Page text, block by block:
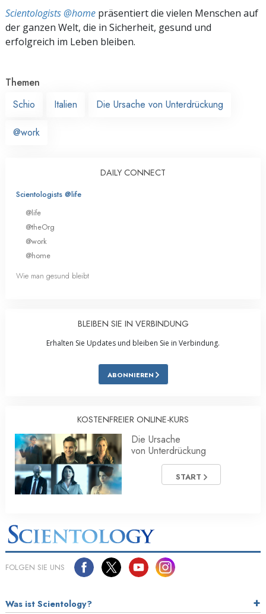
Scientologists @home präsentiert die vielen Menschen auf
der ganzen Welt, die in Sicherheit, gesund und
erfolgreich im Leben bleiben.
Themen
Schio
Italien Die Ursache von Unterdrückung
@work
DAILY CONNECT
Scientologists @life
@life
@theOrg
@work
@home
Wie man gesund bleibt
BLEIBEN SIE IN VERBINDUNG
Erhalten Sie Updates und bleiben Sie in Verbindung.
ABONNIEREN
KOSTENFREIER ONLINE-KURS
Die Ursache
von Unterdrückung
START
FOLGEN SIE UNS
Was ist Scientology?